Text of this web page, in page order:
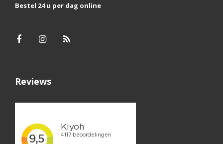
Bestel 24 u per dag online
Reviews